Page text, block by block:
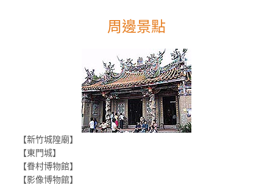
周邊景點
【新竹城隍廟】
【東門城】
【眷村博物館】
【影像博物館】